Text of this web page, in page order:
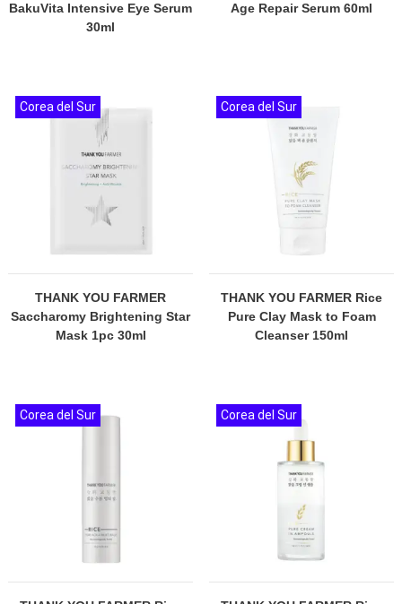
BakuVita Intensive Eye Serum
30ml
Age Repair Serum 60ml
THANK YOU FARMER
Saccharomy Brightening Star
Mask 1pc 30ml
Corea del Sur
THANK YOU FARMER Rice
Pure Clay Mask to Foam
Cleanser 150ml
Corea del Sur
Corea del Sur Corea del Sur